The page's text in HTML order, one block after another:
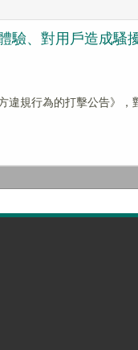
驗、對用戶造成騷
違規行為的打擊公告》